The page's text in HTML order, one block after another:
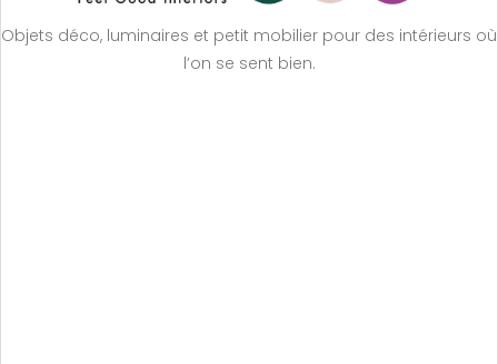
Objets déco, luminaires et petit mobilier pour des intérieurs où
l’on se sent bien.